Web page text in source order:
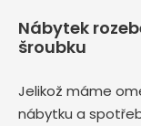
Nábytek
šroubku
Jelikož máme
nábytku a